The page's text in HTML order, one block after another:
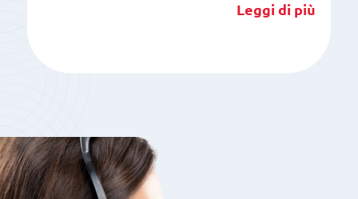
Leggi di più